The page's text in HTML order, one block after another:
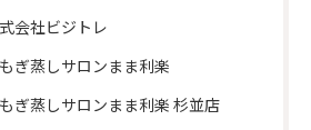
会社ビジトレ
ぎ蒸しサロンまま利楽
ぎ蒸しサロンまま利楽 杉並店